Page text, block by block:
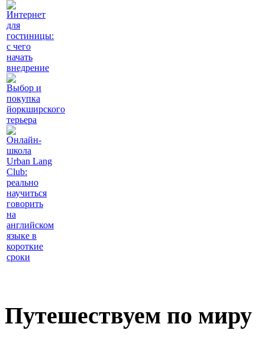
Интернет
для
гостиницы:
с чего
начать
внедрение
Выбор и
покупка
йоркширского
терьера
Онлайн-
школа
Urban Lang
Club:
реально
научиться
говорить
на
английском
языке в
короткие
сроки
Путешествуем по миру